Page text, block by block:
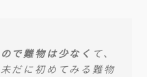
で難物は少なく て、
だに初めてみる難物